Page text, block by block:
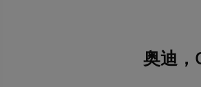
奥迪，